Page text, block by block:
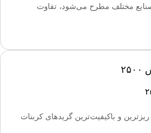
مختلف مطرح می‌شود، تفاوت
مش ۲۵۰۰ یکی از ریزترین و باکیفیت‌ترین گریدهای کربنات